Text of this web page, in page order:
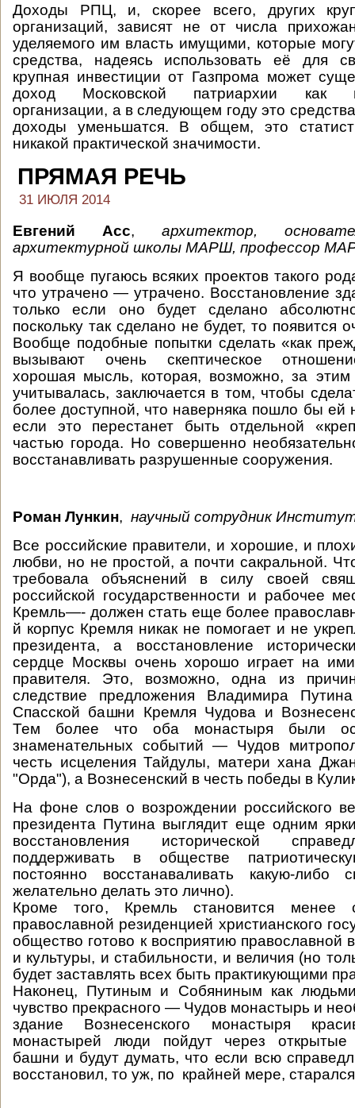
Доходы РПЦ, и, скорее всего, других
организаций, зависят не от числа
уделяемого им власть имущими, которые
средства, надеясь использовать её для
крупная инвестиции от Газпрома может
доход Московской патриархии как
организации, а в следующем году это
доходы уменьшатся. В общем, это
никакой практической значимости.
ПРЯМАЯ РЕЧЬ
31 ИЮЛЯ 2014
Евгений Асс, архитектор,
архитектурной школы МАРШ, профессор
Я вообще пугаюсь всяких проектов такого
что утрачено — утрачено. Восстановление
только если оно будет сделано
поскольку так сделано не будет, то появится
Вообще подобные попытки сделать «как
вызывают очень скептическое
хорошая мысль, которая, возможно, за этим
учитывалась, заключается в том, чтобы
более доступной, что наверняка пошло бы ей
если это перестанет быть отдельной
частью города. Но совершенно
восстанавливать разрушенные сооружения.
Роман Лункин, научный сотрудник
Все российские правители, и хорошие, и
любви, но не простой, а почти сакральной.
требовала объяснений в силу своей
российской государственности и рабочее
Кремль—- должен стать еще более
й корпус Кремля никак не помогает и не
президента, а восстановление
сердце Москвы очень хорошо играет на
правителя. Это, возможно, одна из
следствие предложения Владимира
Спасской башни Кремля Чудова и
Тем более что оба монастыря были
знаменательных событий — Чудов
честь исцеления Тайдулы, матери хана
"Орда"), а Вознесенский в честь победы в
На фоне слов о возрождении российского
президента Путина выглядит еще одним
восстановления исторической
поддерживать в обществе
постоянно восстанаваливать какую-либо
желательно делать это лично).
Кроме того, Кремль становится менее
православной резиденцией христианского
общество готово к восприятию православной
и культуры, и стабильности, и величия (но
будет заставлять всех быть практикующими
Наконец, Путиным и Собяниным как
чувство прекрасного — Чудов монастырь и
здание Вознесенского монастыря
монастырей люди пойдут через открытые
башни и будут думать, что если всю
восстановил, то уж, по крайней мере,